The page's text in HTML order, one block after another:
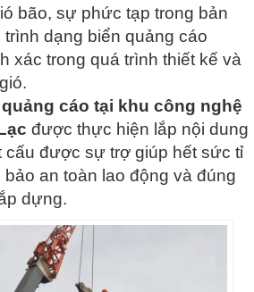
bão, sự phức tạp trong bản
dạng biển quảng cáo
xác trong quá trình thiết kế và
quảng cáo tại khu công nghệ
được thực hiện lắp nội dung
cấu được sự trợ giúp hết sức tỉ
an toàn lao động và đúng
dựng.